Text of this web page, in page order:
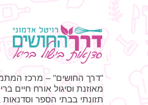
"דרך החושים" – מרכז
מאוזנת וסיגול אורח חיים
תזונתי בבתי הספר וסדנאות